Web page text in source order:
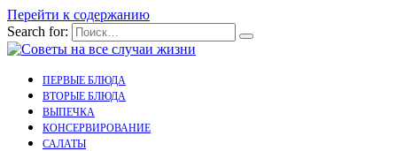
Перейти к содержанию
Search for:
ПЕРВЫЕ БЛЮДА
ВТОРЫЕ БЛЮДА
ВЫПЕЧКА
КОНСЕРВИРОВАНИЕ
САЛАТЫ